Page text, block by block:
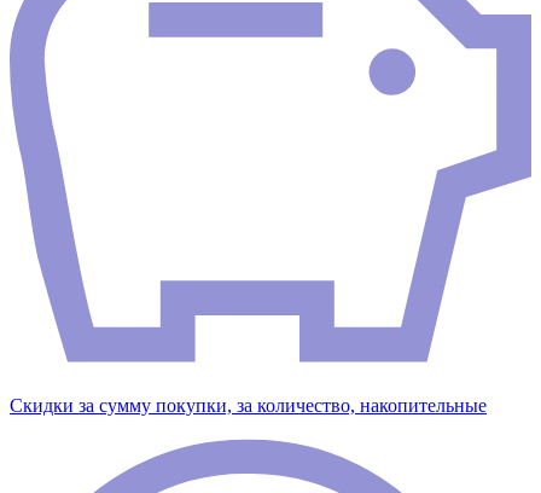
Скидки за сумму покупки, за количество, накопительные